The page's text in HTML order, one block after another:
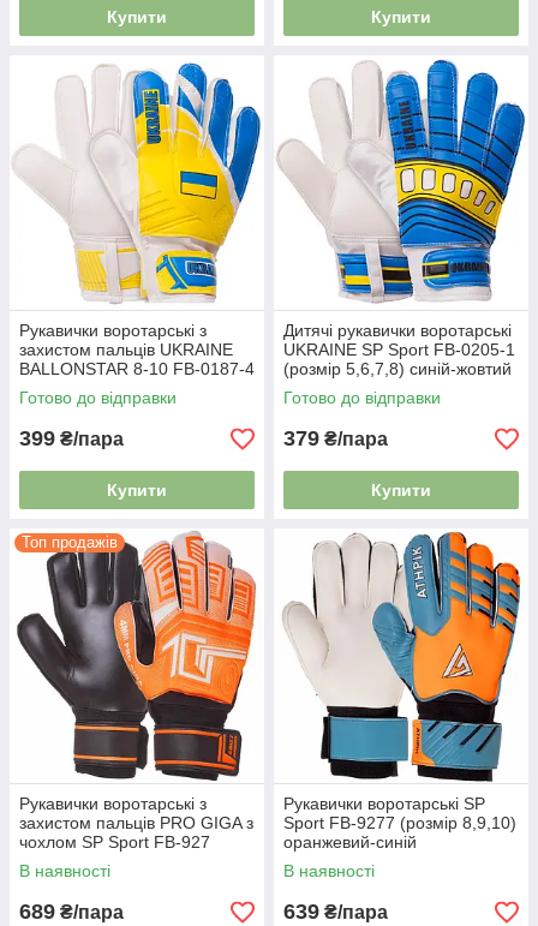
Купити Купити
Рукавички воротарські з
захистом пальців UKRAINE
BALLONSTAR 8-10 FB-0187-4
Готово до відправки
399 ₴/пара
Купити
Дитячі рукавички воротарські
UKRAINE SP Sport FB-0205-1
(розмір 5,6,7,8) синій-жовтий
Готово до відправки
379 ₴/пара
Купити
Топ продажів
Рукавички воротарські з
захистом пальців PRO GIGA з
чохлом SP Sport FB-927
помаранчевий
В наявності
689 ₴/пара
Рукавички воротарські SP
Sport FB-9277 (розмір 8,9,10)
оранжевий-синій
В наявності
639 ₴/пара